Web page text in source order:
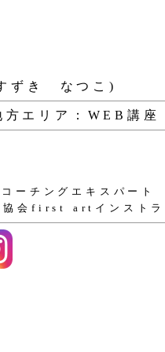
ずき なつこ)
方 エリア：WEB講座
ーチングエキスパート
協会first artインストラ